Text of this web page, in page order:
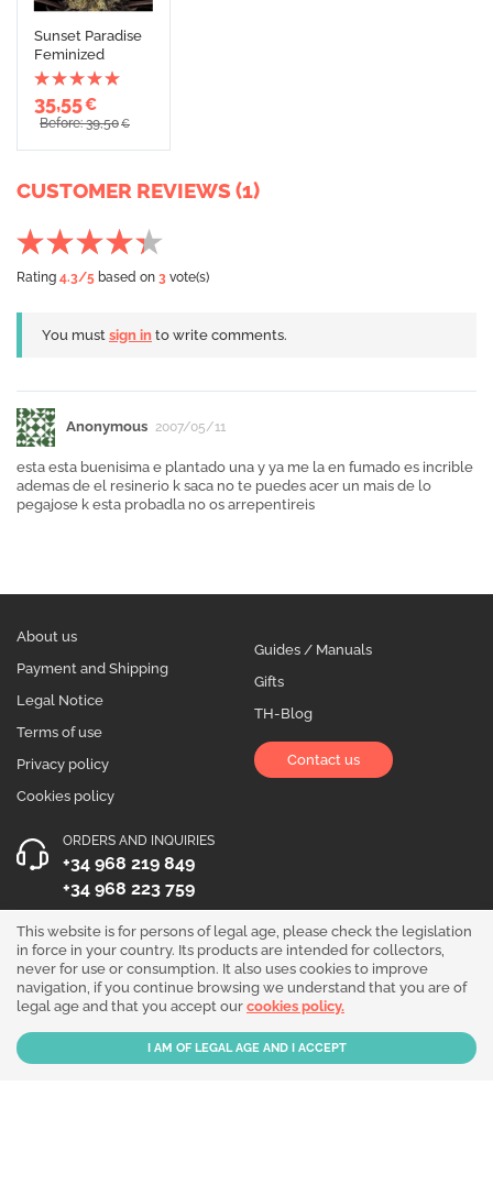
Sunset Paradise
Feminized
35,55€
Before: 39,50€
CUSTOMER REVIEWS (1)
Rating 4.3/5 based on 3 vote(s)
You must sign in to write comments.
Anonymous 2007/05/11
esta esta buenisima e plantado una y ya me la en fumado es incrible
ademas de el resinerio k saca no te puedes acer un mais de lo
pegajose k esta probadla no os arrepentireis
About us
Payment and Shipping
Legal Notice
Terms of use
Privacy policy
Cookies policy
Guides / Manuals
Gifts
TH-Blog
Contact us
ORDERS AND INQUIRIES
+34 968 219 849
+34 968 223 759
OPENING HOURS
Monday to Friday 10:00 - 19:00
Follow us!
This website is for persons of legal age, please check the legislation
in force in your country. Its products are intended for collectors,
never for use or consumption. It also uses cookies to improve
navigation, if you continue browsing we understand that you are of
legal age and that you accept our cookies policy.